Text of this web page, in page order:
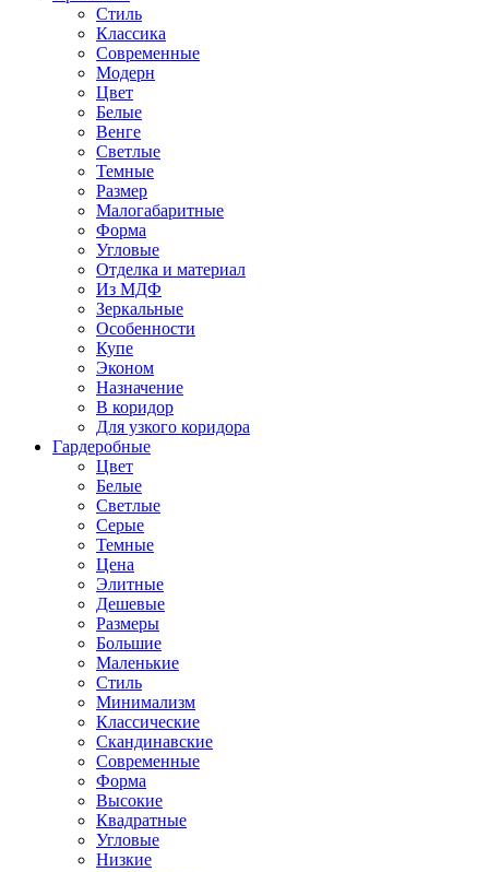
Стиль
Классика
Современные
Модерн
Цвет
Белые
Венге
Светлые
Темные
Размер
Малогабаритные
Форма
Угловые
Отделка и материал
Из МДФ
Зеркальные
Особенности
Купе
Эконом
Назначение
В коридор
Для узкого коридора
Гардеробные
Цвет
Белые
Светлые
Серые
Темные
Цена
Элитные
Дешевые
Размеры
Большие
Маленькие
Стиль
Минимализм
Классические
Скандинавские
Современные
Форма
Высокие
Квадратные
Угловые
Низкие